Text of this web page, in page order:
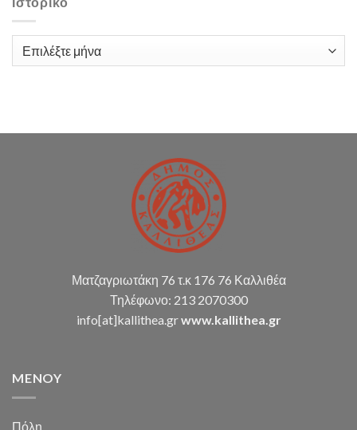
υποστήριξης
σύνταξη
καταστάσεων
κ.α.)
Ιστορικό
Ματζαγριωτάκη 76 τ.κ 176 76 Καλλιθέα
Τηλέφωνο: 213 2070300
info[at]kallithea.grwww.kallithea.gr
MENOY
Πόλη